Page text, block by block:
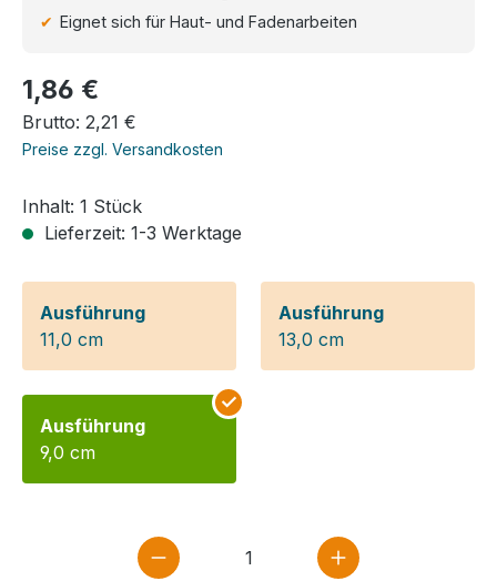
Eignet sich für Haut- und Fadenarbeiten
Regulärer Preis:
1,86 €
Brutto: 2,21 €
Preise zzgl. Versandkosten
Inhalt: 1 Stück
Lieferzeit: 1-3 Werktage
Ausführung
11,0 cm
Ausführung
13,0 cm
Ausführung
9,0 cm
Produkt Anzahl: Gib den